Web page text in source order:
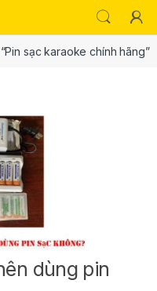
sạc karaoke chính hãng”
dùng pin